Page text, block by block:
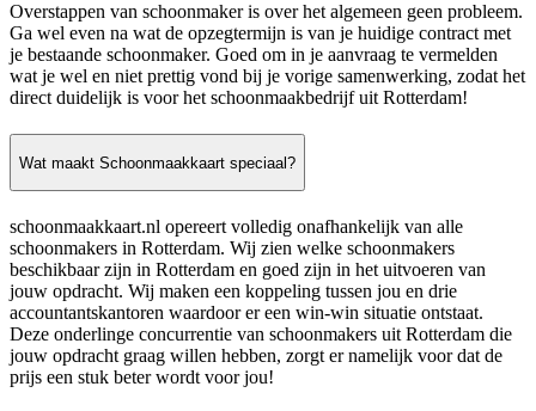
Overstappen van schoonmaker is over het algemeen geen probleem.
Ga wel even na wat de opzegtermijn is van je huidige contract met
je bestaande schoonmaker. Goed om in je aanvraag te vermelden
wat je wel en niet prettig vond bij je vorige samenwerking, zodat het
direct duidelijk is voor het schoonmaakbedrijf uit Rotterdam!
Wat maakt Schoonmaakkaart speciaal?
schoonmaakkaart.nl opereert volledig onafhankelijk van alle
schoonmakers in Rotterdam. Wij zien welke schoonmakers
beschikbaar zijn in Rotterdam en goed zijn in het uitvoeren van
jouw opdracht. Wij maken een koppeling tussen jou en drie
accountantskantoren waardoor er een win-win situatie ontstaat.
Deze onderlinge concurrentie van schoonmakers uit Rotterdam die
jouw opdracht graag willen hebben, zorgt er namelijk voor dat de
prijs een stuk beter wordt voor jou!